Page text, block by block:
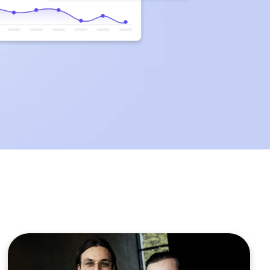
einer Mail.